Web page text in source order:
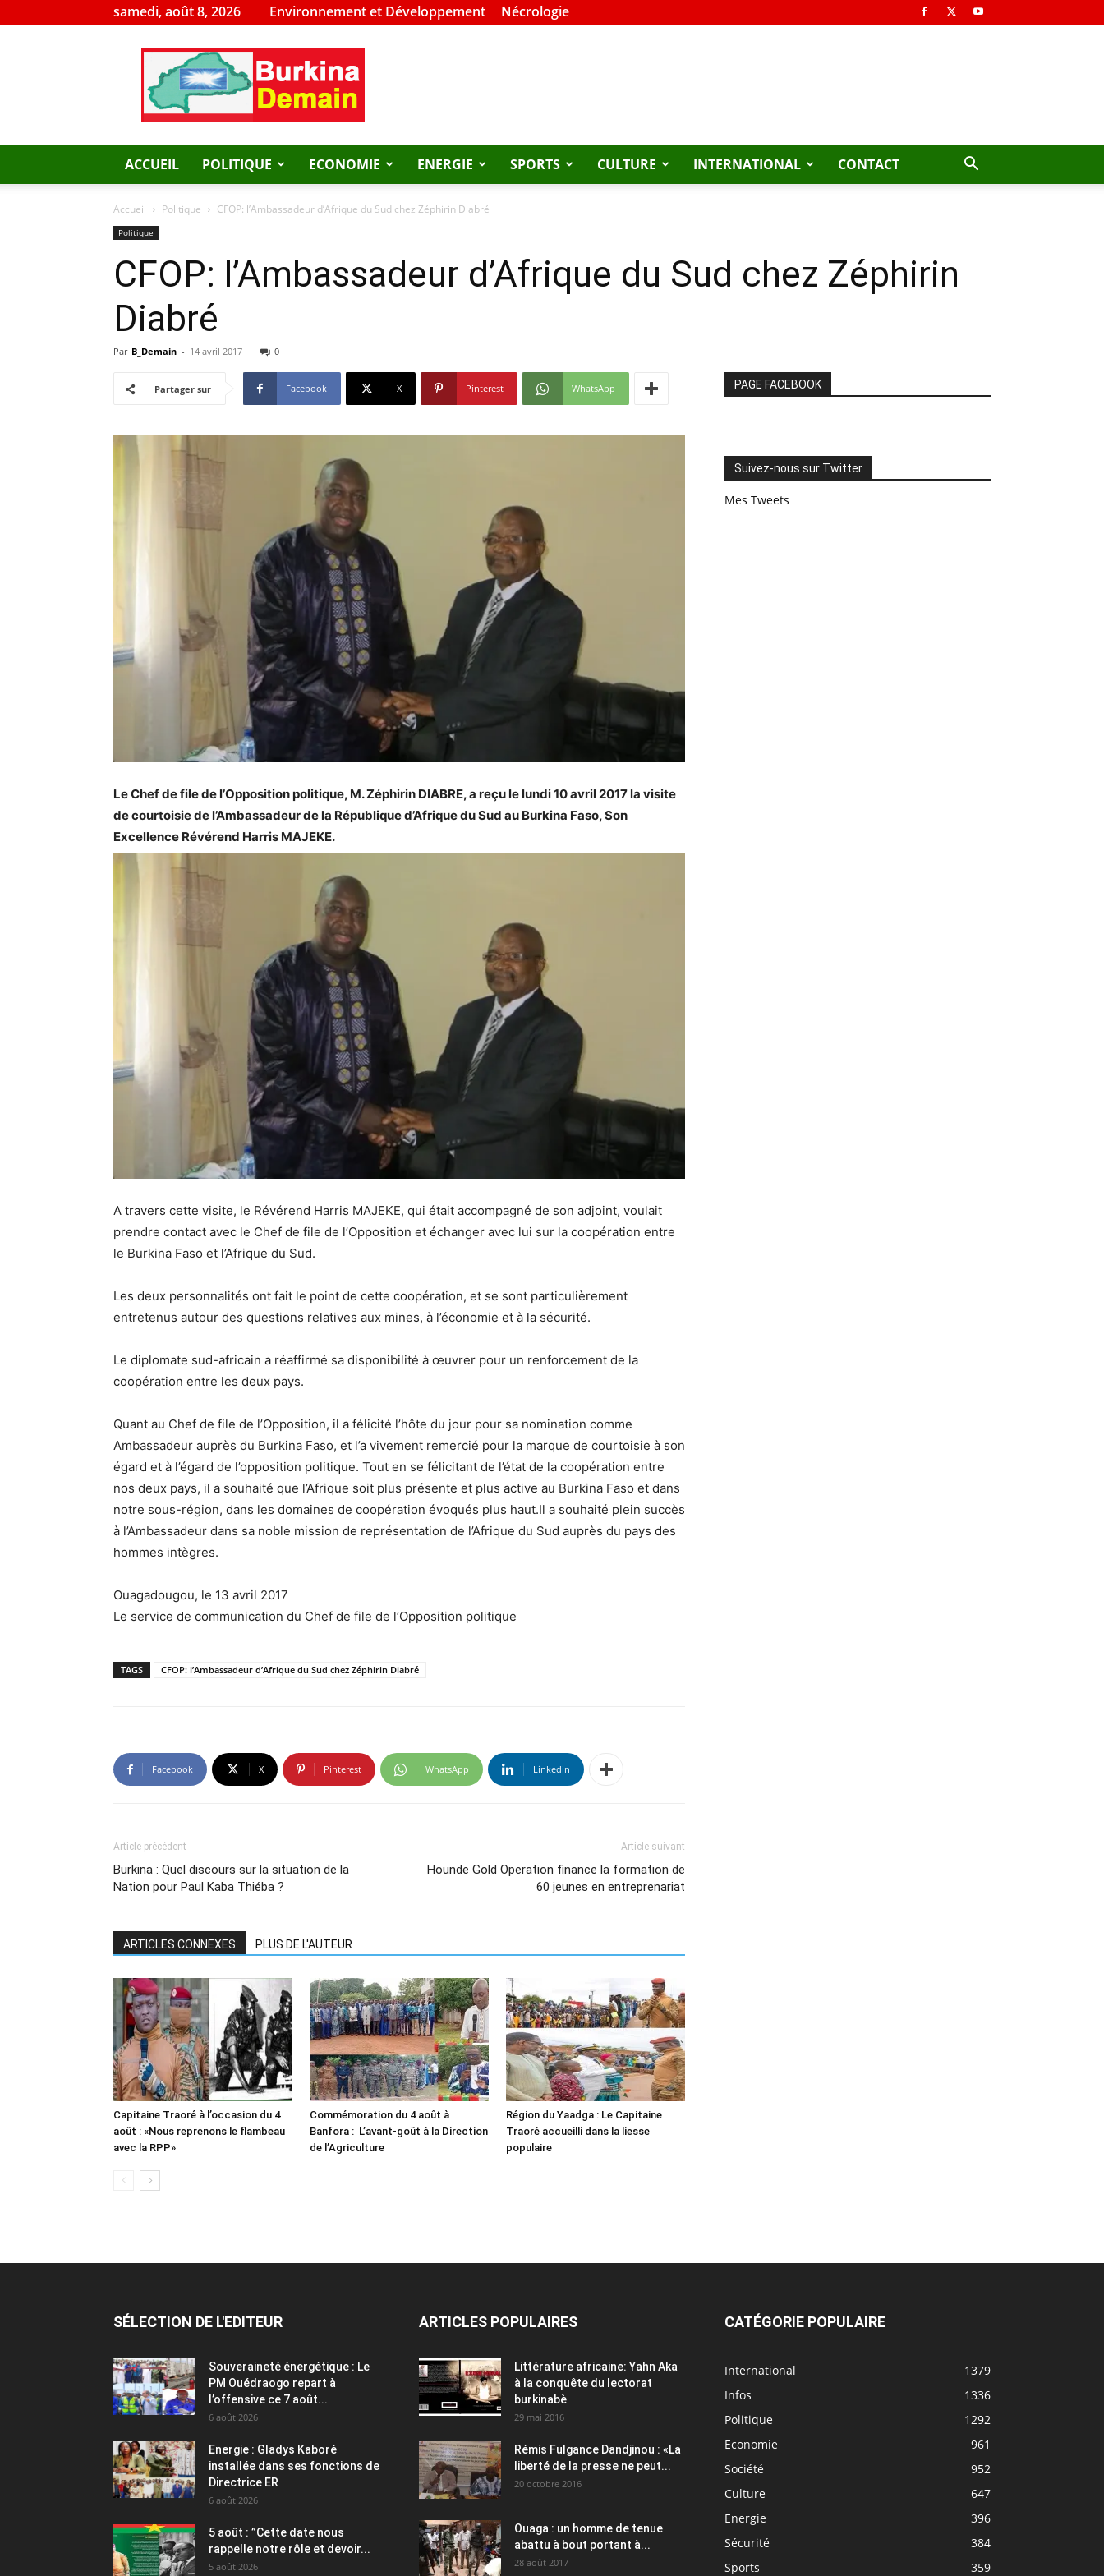
samedi, août 8, 2026 Environnement et Développement Nécrologie
Burkina
Demain
ACCUEIL POLITIQUE ECONOMIE ENERGIE SPORTS CULTURE INTERNATIONAL CONTACT
Accueil Politique CFOP: l’Ambassadeur d’Afrique du Sud chez Zéphirin Diabré
Politique
CFOP: l’Ambassadeur d’Afrique du Sud chez Zéphirin
Diabré
Par B_Demain - 14 avril 2017 0
Partager sur Facebook X Pinterest WhatsApp
Le Chef de file de l’Opposition politique, M. Zéphirin DIABRE, a reçu le lundi 10 avril 2017 la visite
de courtoisie de l’Ambassadeur de la République d’Afrique du Sud au Burkina Faso, Son
Excellence Révérend Harris MAJEKE.
A travers cette visite, le Révérend Harris MAJEKE, qui était accompagné de son adjoint, voulait
prendre contact avec le Chef de file de l’Opposition et échanger avec lui sur la coopération entre
le Burkina Faso et l’Afrique du Sud.
Les deux personnalités ont fait le point de cette coopération, et se sont particulièrement
entretenus autour des questions relatives aux mines, à l’économie et à la sécurité.
Le diplomate sud-africain a réaffirmé sa disponibilité à œuvrer pour un renforcement de la
coopération entre les deux pays.
Quant au Chef de file de l’Opposition, il a félicité l’hôte du jour pour sa nomination comme
Ambassadeur auprès du Burkina Faso, et l’a vivement remercié pour la marque de courtoisie à son
égard et à l’égard de l’opposition politique. Tout en se félicitant de l’état de la coopération entre
nos deux pays, il a souhaité que l’Afrique soit plus présente et plus active au Burkina Faso et dans
notre sous-région, dans les domaines de coopération évoqués plus haut.Il a souhaité plein succès
à l’Ambassadeur dans sa noble mission de représentation de l’Afrique du Sud auprès du pays des
hommes intègres.
Ouagadougou, le 13 avril 2017
Le service de communication du Chef de file de l’Opposition politique
TAGS CFOP: l’Ambassadeur d’Afrique du Sud chez Zéphirin Diabré
Facebook X Pinterest WhatsApp Linkedin
Article précédent
Burkina : Quel discours sur la situation de la
Nation pour Paul Kaba Thiéba ?
Article suivant
Hounde Gold Operation finance la formation de
60 jeunes en entreprenariat
ARTICLES CONNEXES PLUS DE L'AUTEUR
Capitaine Traoré à l’occasion du 4
août : «Nous reprenons le flambeau
avec la RPP»
Commémoration du 4 août à
Banfora : L’avant-goût à la Direction
de l’Agriculture
Région du Yaadga : Le Capitaine
Traoré accueilli dans la liesse
populaire
PAGE FACEBOOK
Suivez-nous sur Twitter
Mes Tweets
SÉLECTION DE L'EDITEUR
Souveraineté énergétique : Le
PM Ouédraogo repart à
l’offensive ce 7 août...
6 août 2026
Energie : Gladys Kaboré
installée dans ses fonctions de
Directrice ER
6 août 2026
5 août : ”Cette date nous
rappelle notre rôle et devoir...
5 août 2026
ARTICLES POPULAIRES
Littérature africaine: Yahn Aka
à la conquête du lectorat
burkinabè
29 mai 2016
Rémis Fulgance Dandjinou : «La
liberté de la presse ne peut...
20 octobre 2016
Ouaga : un homme de tenue
abattu à bout portant à...
28 août 2017
CATÉGORIE POPULAIRE
International
1379
Infos
1336
Politique
1292
Economie
961
Société
952
Culture
647
Energie
396
Sécurité
384
Sports
359